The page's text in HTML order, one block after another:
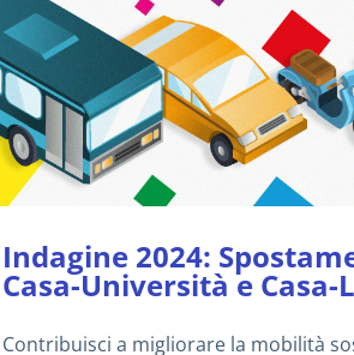
Indagine 2024:
Casa-Università e Casa-
Contribuisci a migliorare la mobilità